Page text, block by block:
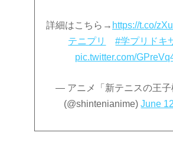
詳細はこちら→ https://t.co/
テニプリ
#学プリドキ
pic.twitter.com/
— アニメ「新テニスの王子
(@shintenianime)June